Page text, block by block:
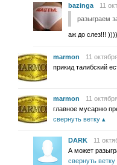
bazinga
11
разыграем
аж до слез!!!
marmon
11
прикид талибский
marmon
11
главное мусарню
свернуть ветку
DARK
11
А может
свернуть ветку